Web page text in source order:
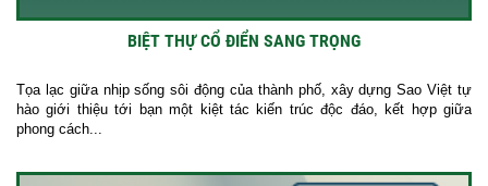
BIỆT THỰ CỔ ĐIỂN SANG TRỌNG
Tọa lạc giữa nhịp sống sôi động của thành phố, xây dựng Sao Việt tự
hào giới thiệu tới bạn một kiệt tác kiến trúc độc đáo, kết hợp giữa
phong cách...